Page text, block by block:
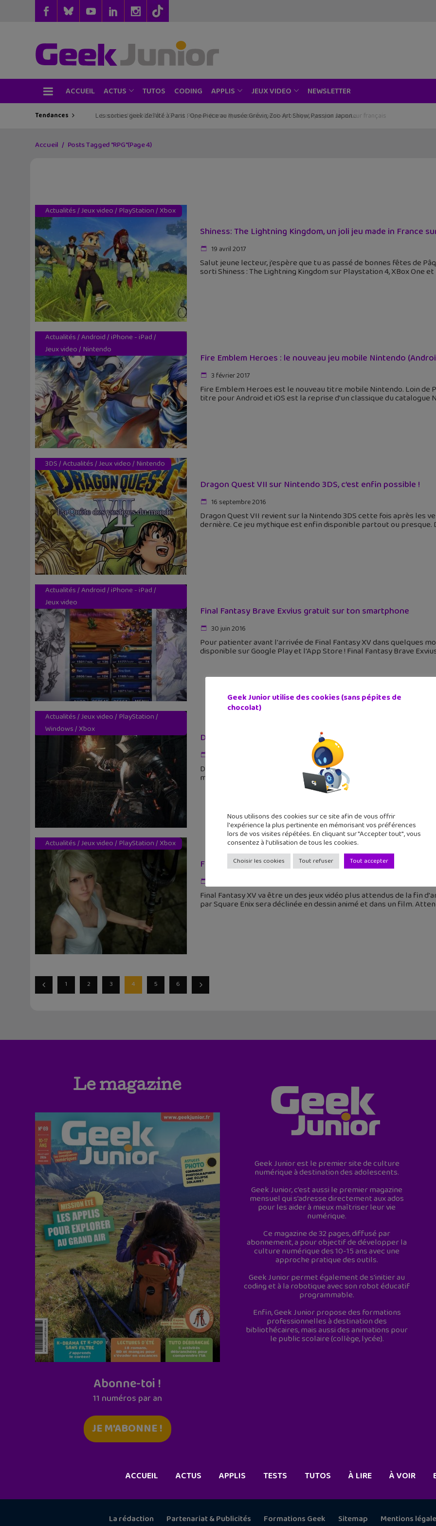
ACCUEIL ACTUS TUTOS CODING APPLIS JEUX VIDEO NEWSLETTER
Tendances Les sorties geek de l’été à Paris : One Piece au musée Grévin, Zoo Art Show, Passion Japon…
Accueil Posts Tagged "RPG"(Page 4)
Actualités/Jeux video/ PlayStation/Xbox
Shiness: The Lightning Kingdom, un joli jeu made in France
19 avril 2017
Salut jeune lecteur, j'espère que tu as passé de bonnes fêtes de
sorti Shiness : The Lightning Kingdom sur Playstation 4, XBox One et
Actualités/Android/iPhone - iPad/
Jeux video/ Nintendo
Fire Emblem Heroes : le nouveau jeu mobile Nintendo
3 février 2017
Fire Emblem Heroes est le nouveau titre mobile Nintendo. Loin de
titre pour Android et iOS est la reprise d'un classique du catalogue
3DS/Actualités/Jeux video/ Nintendo
Dragon Quest VII sur Nintendo 3DS, c’est enfin possible !
16 septembre 2016
Dragon Quest VII revient sur la Nintendo 3DS cette fois après les
dernière. Ce jeu mythique est enfin disponible partout ou presque.
Actualités/Android/iPhone - iPad/
Jeux video
Final Fantasy Brave Exvius gratuit sur ton smartphone
30 juin 2016
Pour patienter avant l'arrivée de Final Fantasy XV dans quelques
disponible sur Google Play et l'App Store ! Final Fantasy Brave
Actualités/Jeux video/ PlayStation/
Windows/Xbox
Dark Souls 3 : quand Squeezie se fait massacrer par des
Disponible depuis le 12 avril sur PC, PS4 et Xbox One, Dark Souls
monde fantasy. Le youtubeur Squeezie vient de le tester. Soyons clair,
Actualités/Jeux video/ PlayStation/Xbox
Final Fantasy XV : un trailer, un dessin animé et un film attendu !
Final Fantasy XV va être un des jeux vidéo plus attendus de la fin
par Square Enix sera déclinée en dessin animé et dans un film.
1 2 3 4 5 6
Le magazine
Abonne-toi !
11 numéros par an
JE M'ABONNE !
Geek Junior est le premier site de culture
numérique à destination des adolescents.
Geek Junior, c’est aussi le premier magazine
mensuel qui s’adresse directement aux ados
pour les aider à mieux maîtriser leur vie
numérique.
Ce magazine de 32 pages, diffusé par
abonnement, a pour objectif de développer la
culture numérique des 10-15 ans avec une
approche pratique des outils.
Geek Junior permet également de s'initier au
coding et à la robotique avec son robot éducatif
programmable.
Enfin, Geek Junior propose des formations
professionnelles à destination des
bibliothécaires, mais aussi des animations pour
le public scolaire (collège, lycée).
Geek Junior utilise des cookies (sans pépites de
chocolat)
Nous utilisons des cookies sur ce site afin de vous offrir
l'expérience la plus pertinente en mémorisant vos préférences
lors de vos visites répétées. En cliquant sur "Accepter tout", vous
consentez à l'utilisation de tous les cookies.
Choisir les cookies Tout refuser Tout accepter
ACCUEIL ACTUS APPLIS TESTS TUTOS À LIRE À VOIR
La rédaction Partenariat & Publicités Formations Geek Sitemap Mentions